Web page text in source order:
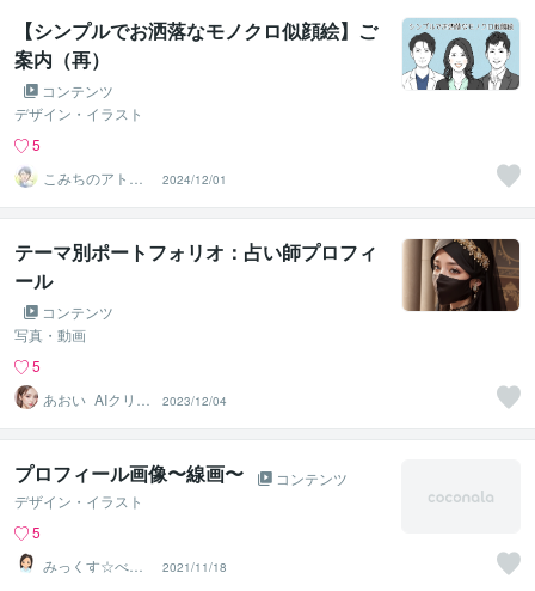
【シンプルでお洒落なモノクロ似顔絵】ご
案内（再）
コンテンツ
デザイン・イラスト
5
こみちのアトリ
エ
2024/12/01
テーマ別ポートフォリオ：占い師プロフィ
ール
コンテンツ
写真・動画
5
あおい_AIクリエ
イター
2023/12/04
プロフィール画像〜線画〜
コンテンツ
デザイン・イラスト
5
みっくす☆べり
ー
2021/11/18